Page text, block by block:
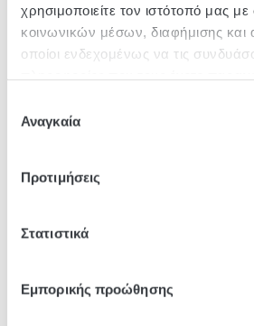
χρησιμοποιείτε τον ιστότοπό μας
κοινωνικών μέσων, διαφήμισης και
οποίοι ενδεχομένως να τις
των υπηρεσιών τους.
συγκατάθεσης
Αναγκαία
Προτιμήσεις
Στατιστικά
Εμπορικής προώθησης